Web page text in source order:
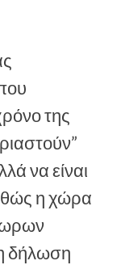
της
να είναι
η χώρα
δήλωση